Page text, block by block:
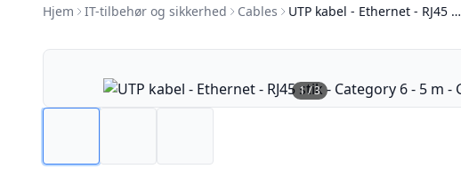
Hjem IT-tilbehør og sikkerhed Cables UTP kabel - Ethernet - RJ45 …
1/3